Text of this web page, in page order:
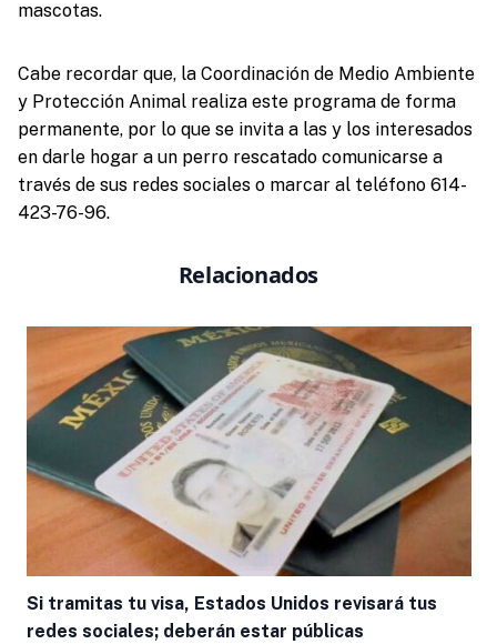
mascotas.
Cabe recordar que, la Coordinación de Medio Ambiente
y Protección Animal realiza este programa de forma
permanente, por lo que se invita a las y los interesados
en darle hogar a un perro rescatado comunicarse a
través de sus redes sociales o marcar al teléfono 614-
423-76-96.
Relacionados
Si tramitas tu visa, Estados Unidos revisará tus
redes sociales; deberán estar públicas